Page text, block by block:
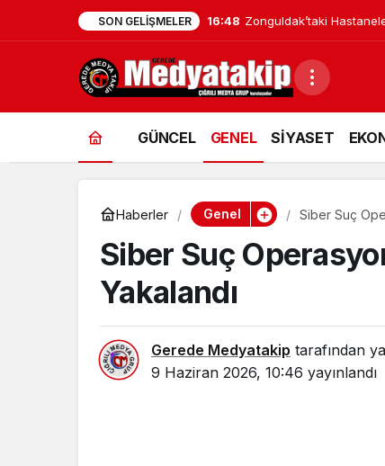
SON GELIŞMELER 16:48 Zonguldak’taki
GÜNCEL GENEL SİYASET
Haberler Genel Siber Suç
Siber Suç
Yakalandı
Gerede Medyatakip tarafından
9 Haziran 2026, 10:46 yayınlandı